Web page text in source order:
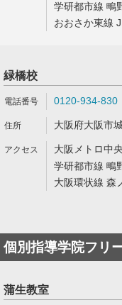
学研都市線 鴫
おおさか東線
緑橋校
0120-934-830
大阪府大阪市
大阪メトロ中
学研都市線 鴫
大阪環状線 森
個別指導学院フリ
蒲生教室